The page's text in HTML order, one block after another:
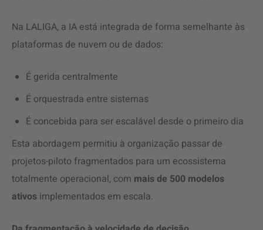
Na LALIGA, a IA está integrada de forma semelhante às
plataformas de nuvem ou de dados:
É gerida centralmente
É orquestrada entre sistemas
É concebida para ser escalável desde o primeiro dia
Esta abordagem permitiu à organização passar de
projetos-piloto fragmentados para um ecossistema
totalmente operacional, com mais de 500 modelos
ativos implementados em escala.